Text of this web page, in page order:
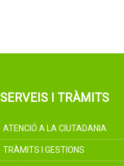
SERVEIS I TRÀMITS
ATENCIÓ A LA CIUTADANIA
TRÀMITS I GESTIONS